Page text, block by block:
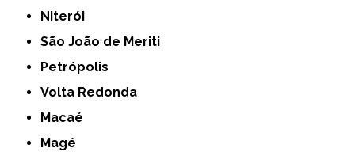
Niterói
São João de Meriti
Petrópolis
Volta Redonda
Macaé
Magé